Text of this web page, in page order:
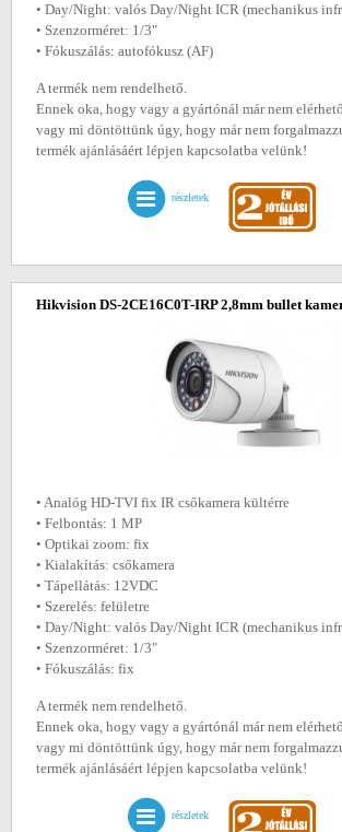
• Day/Night: valós Day/Night ICR (mechanikus
• Szenzorméret: 1/3"
• Fókuszálás: autofókusz (AF)
A termék nem rendelhető.
Ennek oka, hogy vagy a gyártónál már nem
vagy mi döntöttünk úgy, hogy már nem
termék ajánlásáért lépjen kapcsolatba velünk!
részletek
Hikvision DS-2CE16C0T-IRP 2,8mm bullet
• Analóg HD-TVI fix IR csőkamera kültérre
• Felbontás: 1 MP
• Optikai zoom: fix
• Kialakítás: csőkamera
• Tápellátás: 12VDC
• Szerelés: felületre
• Day/Night: valós Day/Night ICR (mechanikus
• Szenzorméret: 1/3"
• Fókuszálás: fix
A termék nem rendelhető.
Ennek oka, hogy vagy a gyártónál már nem
vagy mi döntöttünk úgy, hogy már nem
termék ajánlásáért lépjen kapcsolatba velünk!
részletek